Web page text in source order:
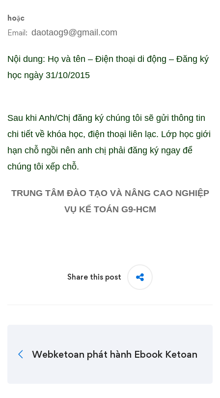
hoặc
Email: daotaog9@gmail.com
Nội dung: Họ và tên – Điện thoại di động – Đăng ký
học ngày 31/10/2015
Sau khi Anh/Chị đăng ký chúng tôi sẽ gửi thông tin
chi tiết về khóa học, điện thoại liên lạc. Lớp học giới
hạn chỗ ngồi nên anh chị phải đăng ký ngay để
chúng tôi xếp chỗ.
TRUNG TÂM ĐÀO TẠO VÀ NÂNG CAO NGHIỆP
VỤ KẾ TOÁN G9-HCM
Share this post
Webketoan phát hành Ebook Ketoan